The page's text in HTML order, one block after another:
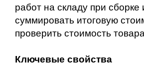
работ на складу при
суммировать итоговую
проверить стоимость
Ключевые свойства